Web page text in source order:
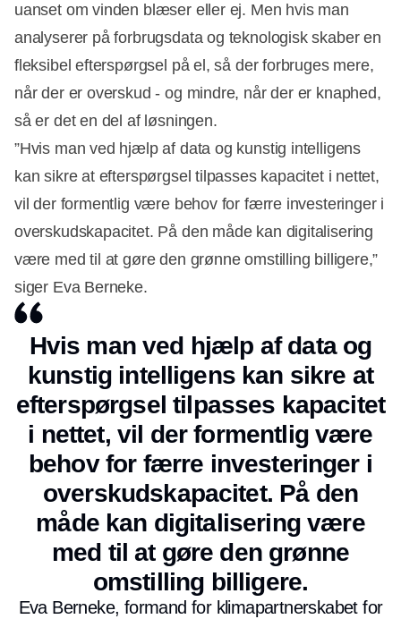
uanset om vinden blæser eller ej. Men hvis man
analyserer på forbrugsdata og teknologisk skaber en
fleksibel efterspørgsel på el, så der forbruges mere,
når der er overskud - og mindre, når der er knaphed,
så er det en del af løsningen.
”Hvis man ved hjælp af data og kunstig intelligens
kan sikre at efterspørgsel tilpasses kapacitet i nettet,
vil der formentlig være behov for færre investeringer i
overskudskapacitet. På den måde kan digitalisering
være med til at gøre den grønne omstilling billigere,”
siger Eva Berneke.
Hvis man ved hjælp af data og
kunstig intelligens kan sikre at
efterspørgsel tilpasses kapacitet
i nettet, vil der formentlig være
behov for færre investeringer i
overskudskapacitet. På den
måde kan digitalisering være
med til at gøre den grønne
omstilling billigere.
Eva Berneke, formand for klimapartnerskabet for